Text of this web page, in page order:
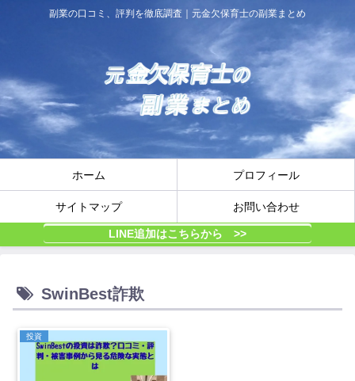
副業の口コミ、評判を徹底調査｜元金欠保育士の副業まとめ
ホーム プロフィール
サイトマップ お問い合わせ
LINE追加はこちらから >>
SwinBest詐欺
投資